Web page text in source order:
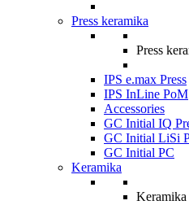
Press keramika
Press
IPS e.max Press
IPS InLine PoM
Accessories
GC Initial IQ
GC Initial LiSi
GC Initial PC
Keramika
Keramika